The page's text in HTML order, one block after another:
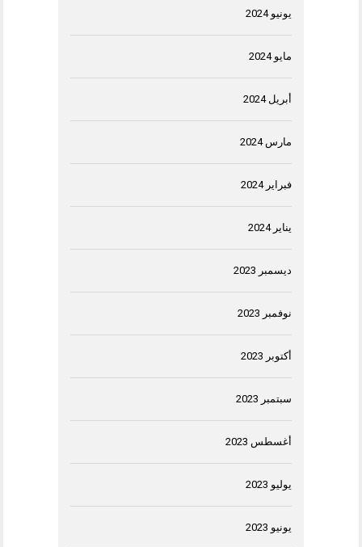
يونيو 2024
مايو 2024
أبريل 2024
مارس 2024
فبراير 2024
يناير 2024
ديسمبر 2023
نوفمبر 2023
أكتوبر 2023
سبتمبر 2023
أغسطس 2023
يوليو 2023
يونيو 2023